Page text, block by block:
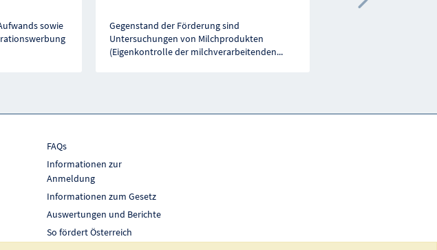
sowie
Gegenstand der Förderung sind
Untersuchungen von Milchprodukten
(Eigenkontrolle der milchverarbeitenden...
Nächste
FAQs
Informationen zur
Anmeldung
Informationen zum Gesetz
Auswertungen und Berichte
So fördert Österreich